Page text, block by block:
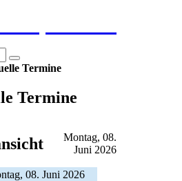
Termine
Termine
Montag, 08.
Juni 2026
08. Juni 2026